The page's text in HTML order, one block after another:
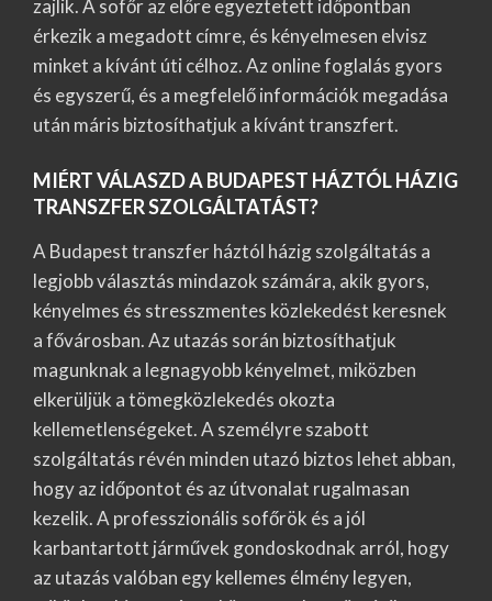
zajlik. A sofőr az előre egyeztetett időpontban
érkezik a megadott címre, és kényelmesen elvisz
minket a kívánt úti célhoz. Az online foglalás gyors
és egyszerű, és a megfelelő információk megadása
után máris biztosíthatjuk a kívánt transzfert.
MIÉRT VÁLASZD A BUDAPEST HÁZTÓL HÁZIG
TRANSZFER SZOLGÁLTATÁST?
A Budapest transzfer háztól házig szolgáltatás a
legjobb választás mindazok számára, akik gyors,
kényelmes és stresszmentes közlekedést keresnek
a fővárosban. Az utazás során biztosíthatjuk
magunknak a legnagyobb kényelmet, miközben
elkerüljük a tömegközlekedés okozta
kellemetlenségeket. A személyre szabott
szolgáltatás révén minden utazó biztos lehet abban,
hogy az időpontot és az útvonalat rugalmasan
kezelik. A professzionális sofőrök és a jól
karbantartott járművek gondoskodnak arról, hogy
az utazás valóban egy kellemes élmény legyen,